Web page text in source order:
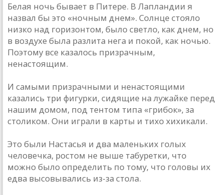
Белая ночь бывает в Питере. В Лапландии я
назвал бы это «ночным днем». Солнце стояло
низко над горизонтом, было светло, как днем, но
в воздухе была разлита нега и покой, как ночью.
Поэтому все казалось призрачным,
ненастоящим.
И самыми призрачными и ненастоящими
казались три фигурки, сидящие на лужайке перед
нашим домом, под тентом типа «грибок», за
столиком. Они играли в карты и тихо хихикали.
Это были Настасья и два маленьких голых
человечка, ростом не выше табуретки, что
можно было определить по тому, что головы их
едва высовывались из-за стола.